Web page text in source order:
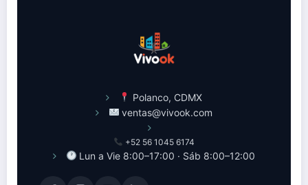
Polanco, CDMX
ventas@vivook.com
+52 56 1045 6174
Lun a Vie 8:00–17:00 · Sáb 8:00–12:00